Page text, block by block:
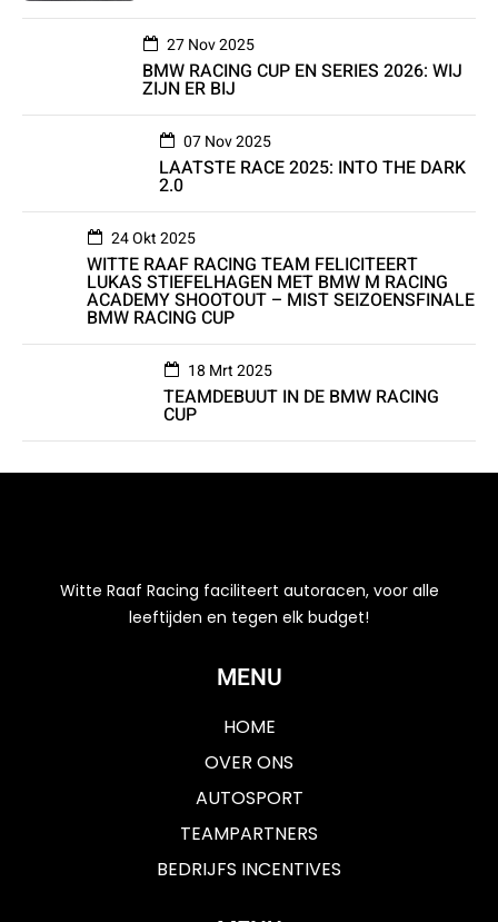
27 Nov 2025
BMW RACING CUP EN SERIES 2026: WIJ
ZIJN ER BIJ
07 Nov 2025
LAATSTE RACE 2025: INTO THE DARK
2.0
24 Okt 2025
WITTE RAAF RACING TEAM FELICITEERT
LUKAS STIEFELHAGEN MET BMW M RACING
ACADEMY SHOOTOUT – MIST SEIZOENSFINALE
BMW RACING CUP
18 Mrt 2025
TEAMDEBUUT IN DE BMW RACING
CUP
Witte Raaf Racing faciliteert autoracen, voor alle
leeftijden en tegen elk budget!
MENU
HOME
OVER ONS
AUTOSPORT
TEAMPARTNERS
BEDRIJFS INCENTIVES